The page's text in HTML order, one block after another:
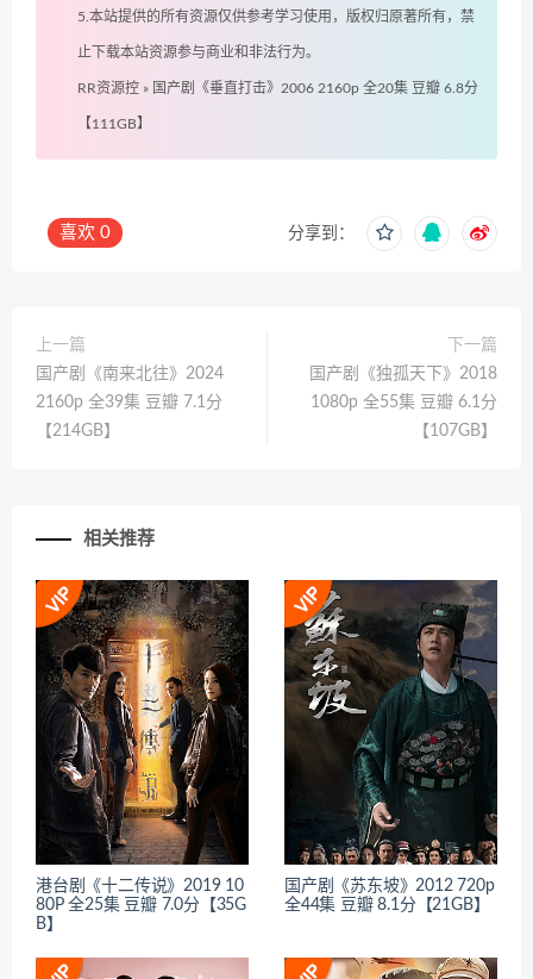
5.本站提供的所有资源仅供参考学习使用，版权归原著所有，禁
止下载本站资源参与商业和非法行为。
RR资源控 » 国产剧《垂直打击》2006 2160p 全20集 豆瓣 6.8分
【111GB】
喜欢 0 分享到：
上一篇
国产剧《南来北往》2024
2160p 全39集 豆瓣 7.1分
【214GB】
下一篇
国产剧《独孤天下》2018
1080p 全55集 豆瓣 6.1分
【107GB】
相关推荐
港台剧《十二传说》2019 10
80P 全25集 豆瓣 7.0分【35G
B】
国产剧《苏东坡》2012 720p
全44集 豆瓣 8.1分【21GB】